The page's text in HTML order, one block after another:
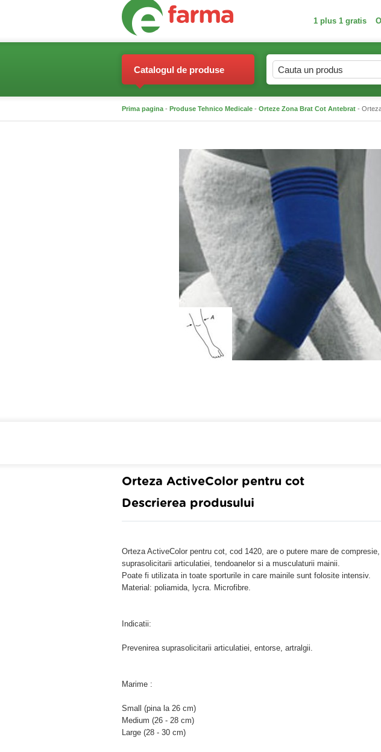
1 plus 1 gratis
Catalogul de produse
Prima pagina - Produse Tehnico Medicale - Orteze Zona Brat Cot Antebrat -
Orteza ActiveColor pentru cot
Descrierea produsului
Orteza ActiveColor pentru cot, cod 1420, are o putere mare de
suprasolicitarii articulatiei, tendoanelor si a musculaturii mainii.
Poate fi utilizata in toate sporturile in care mainile sunt folosite intensiv.
Material: poliamida, lycra. Microfibre.
Indicatii:
Prevenirea suprasolicitarii articulatiei, entorse, artralgii.
Marime :
Small (pina la 26 cm)
Medium (26 - 28 cm)
Large (28 - 30 cm)